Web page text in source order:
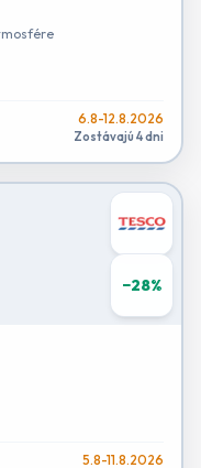
6.8-12.8.2026
Zostávajú 4 dni
−28%
5.8-11.8.2026